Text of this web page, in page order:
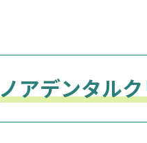
ノアデンタル